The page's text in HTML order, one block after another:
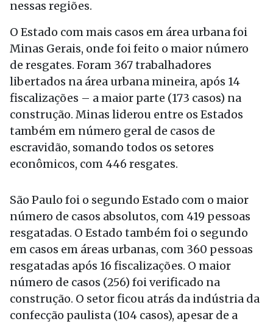
nessas regiões.
O Estado com mais casos em área urbana foi
Minas Gerais, onde foi feito o maior número
de resgates. Foram 367 trabalhadores
libertados na área urbana mineira, após 14
fiscalizações – a maior parte (173 casos) na
construção. Minas liderou entre os Estados
também em número geral de casos de
escravidão, somando todos os setores
econômicos, com 446 resgates.
São Paulo foi o segundo Estado com o maior
número de casos absolutos, com 419 pessoas
resgatadas. O Estado também foi o segundo
em casos em áreas urbanas, com 360 pessoas
resgatadas após 16 fiscalizações. O maior
número de casos (256) foi verificado na
construção. O setor ficou atrás da indústria da
confecção paulista (104 casos), apesar de a